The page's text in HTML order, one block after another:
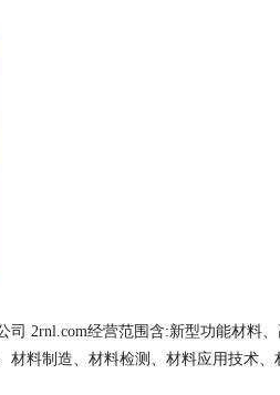
2rnl.com经营范围含:新型功能材料
料制造、材料检测、材料应用技术